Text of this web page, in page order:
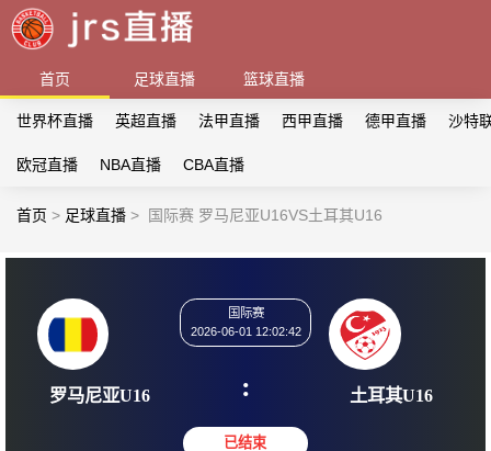
首页 足球直播 篮球直播
世界杯直播 英超直播 法甲直播 西甲直播 德甲直播 沙特
欧冠直播 NBA直播 CBA直播
首页 > 足球直播 > 国际赛 罗马尼亚U16VS土耳其U16
2026-06-01 12:02:42